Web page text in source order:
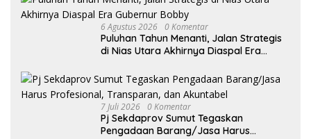
6 Agustus 2026 0 Komentar
Puluhan Tahun Menanti, Jalan Strategis
di Nias Utara Akhirnya Diaspal Era
7 Juli 2026 0 Komentar
Pj Sekdaprov Sumut Tegaskan
Pengadaan Barang/Jasa Harus